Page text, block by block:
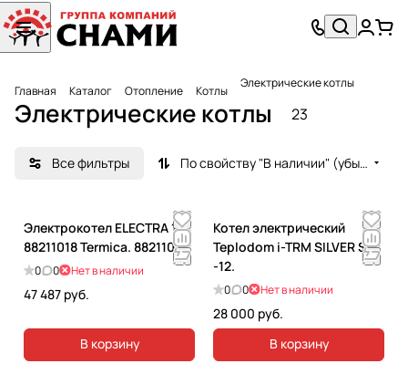
Главная Каталог Отопление Котлы Электрические котлы
Электрические котлы 23
Все фильтры По свойству "В наличии" (убывание)
Электрокотел ELECTRA 18
88211018 Termica. 88211018
0 0 Нет в наличии
47 487 руб.
В корзину
Котел электрический
Teplodom i-TRM SILVER StS
-12.
0 0 Нет в наличии
28 000 руб.
В корзину